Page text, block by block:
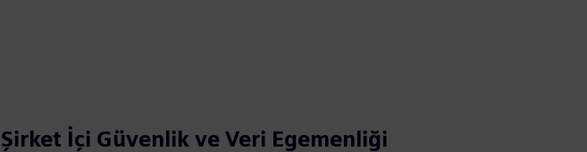
Şirket İçi Güvenlik ve Veri Egemenliği